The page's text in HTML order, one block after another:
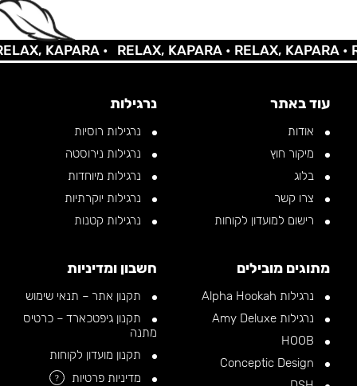
KAPARA • RELAX, KAPARA •RELAX, KAPARA •
עוד באתר
אודות
מיקור חוץ
בלוג
צרו קשר
רישום למועדון לקוחות
נרגילות
נרגילות רוסיות
נרגילות נירוסטה
נרגילות מיוחדות
נרגילות יוקרתיות
נרגילות קטנות
מתוגים מובילים
נרגילות Alpha Hookah
נרגילות Amy Deluxe
חשבון ומדיניות
תקנון אתר – תנאי שימוש
תקנון גיפטכארד – כרטיס
מתנה
תקנון מועדון לקוחות
מדיניות פרטיות
?